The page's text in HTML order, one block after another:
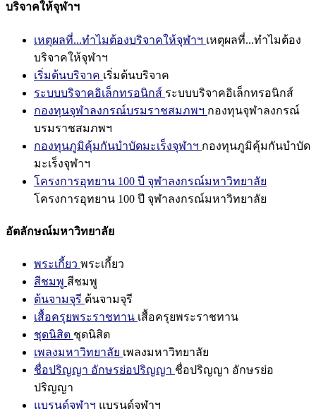
บริจาคให้จุฬาฯ
เหตุผลที่...ทำไมต้องบริจาคให้จุฬาฯ เหตุผลที่...ทำไมต้อง
บริจาคให้จุฬาฯ
เริ่มต้นบริจาค เริ่มต้นบริจาค
ระบบบริจาคอิเล็กทรอนิกส์ ระบบบริจาคอิเล็กทรอนิกส์
กองทุนจุฬาลงกรณ์บรมราชสมภพฯ กองทุนจุฬาลงกรณ์
บรมราชสมภพฯ
กองทุนภูมิคุ้มกันบำบัดมะเร็งจุฬาฯ กองทุนภูมิคุ้มกันบำบัด
มะเร็งจุฬาฯ
โครงการอุทยาน 100 ปี จุฬาลงกรณ์มหาวิทยาลัย
โครงการอุทยาน 100 ปี จุฬาลงกรณ์มหาวิทยาลัย
อัตลักษณ์มหาวิทยาลัย
พระเกี้ยว พระเกี้ยว
สีชมพู สีชมพู
ต้นจามจุรี ต้นจามจุรี
เสื้อครุยพระราชทาน เสื้อครุยพระราชทาน
ชุดนิสิต ชุดนิสิต
เพลงมหาวิทยาลัย เพลงมหาวิทยาลัย
ชื่อปริญญา อักษรย่อปริญญา ชื่อปริญญา อักษรย่อ
ปริญญา
แบรนด์จุฬาฯ แบรนด์จุฬาฯ